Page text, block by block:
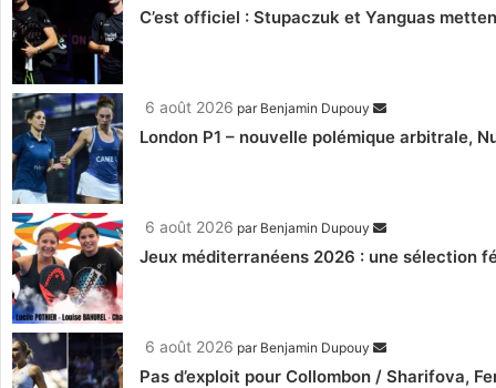
C’est officiel : Stupaczuk et Yanguas
6 août 2026 par Benjamin Dupouy
London P1 – nouvelle polémique arbitrale,
6 août 2026 par Benjamin Dupouy
Jeux méditerranéens 2026 : une sélection
6 août 2026 par Benjamin Dupouy
Pas d’exploit pour Collombon / Sharifova,